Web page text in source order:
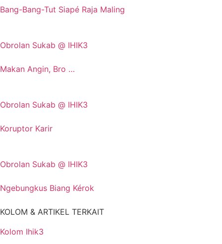
Bang-Bang-Tut Siapé Raja Maling
Obrolan Sukab @ IHIK3
Makan Angin, Bro …
Obrolan Sukab @ IHIK3
Koruptor Karir
Obrolan Sukab @ IHIK3
Ngebungkus Biang Kérok
KOLOM & ARTIKEL TERKAIT
Kolom Ihik3